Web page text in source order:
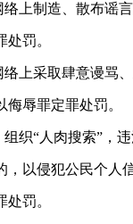
上制造、散布谣
罚。
上采取肆意谩骂
辱罪定罪处罚。
织“人肉搜索”，
，以侵犯公民个人
罚。